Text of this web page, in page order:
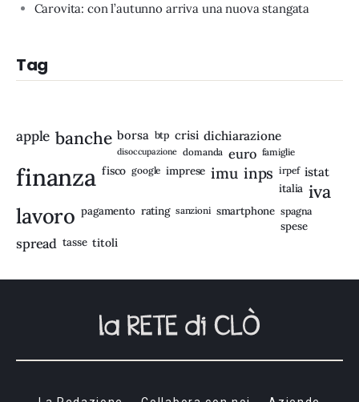
Carovita: con l’autunno arriva una nuova stangata
Tag
apple banche borsa btp crisi dichiarazione
disoccupazione domanda euro famiglie
finanza fisco google imprese imu inps irpef istat
italia iva
lavoro pagamento rating sanzioni smartphone spagna
spese
spread tasse titoli